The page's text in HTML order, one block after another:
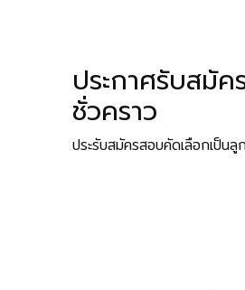
ประกาศรับสมั
ชั่วคราว
ประรับสมัครสอบคัดเลือกเป็น